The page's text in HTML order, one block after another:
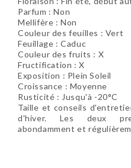
Parfum : Non
Mellifère : Non
Couleur des feuilles : Vert
Feuillage : Caduc
Couleur des fruits : X
Fructification : X
Exposition : Plein Soleil
Croissance : Moyenne
Rusticité : Jusqu'à -20°C
Taille et conseils
d'hiver. Les deux
abondamment et